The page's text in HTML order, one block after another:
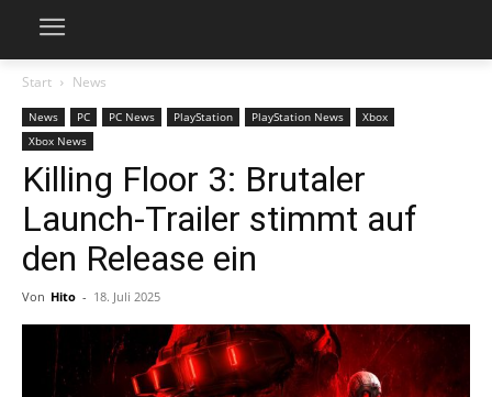
Start News
News PC PC News PlayStation PlayStation News
Xbox
Xbox News
Killing Floor 3: Brutaler
Launch-Trailer stimmt auf
den Release ein
Von Hito - 18. Juli 2025